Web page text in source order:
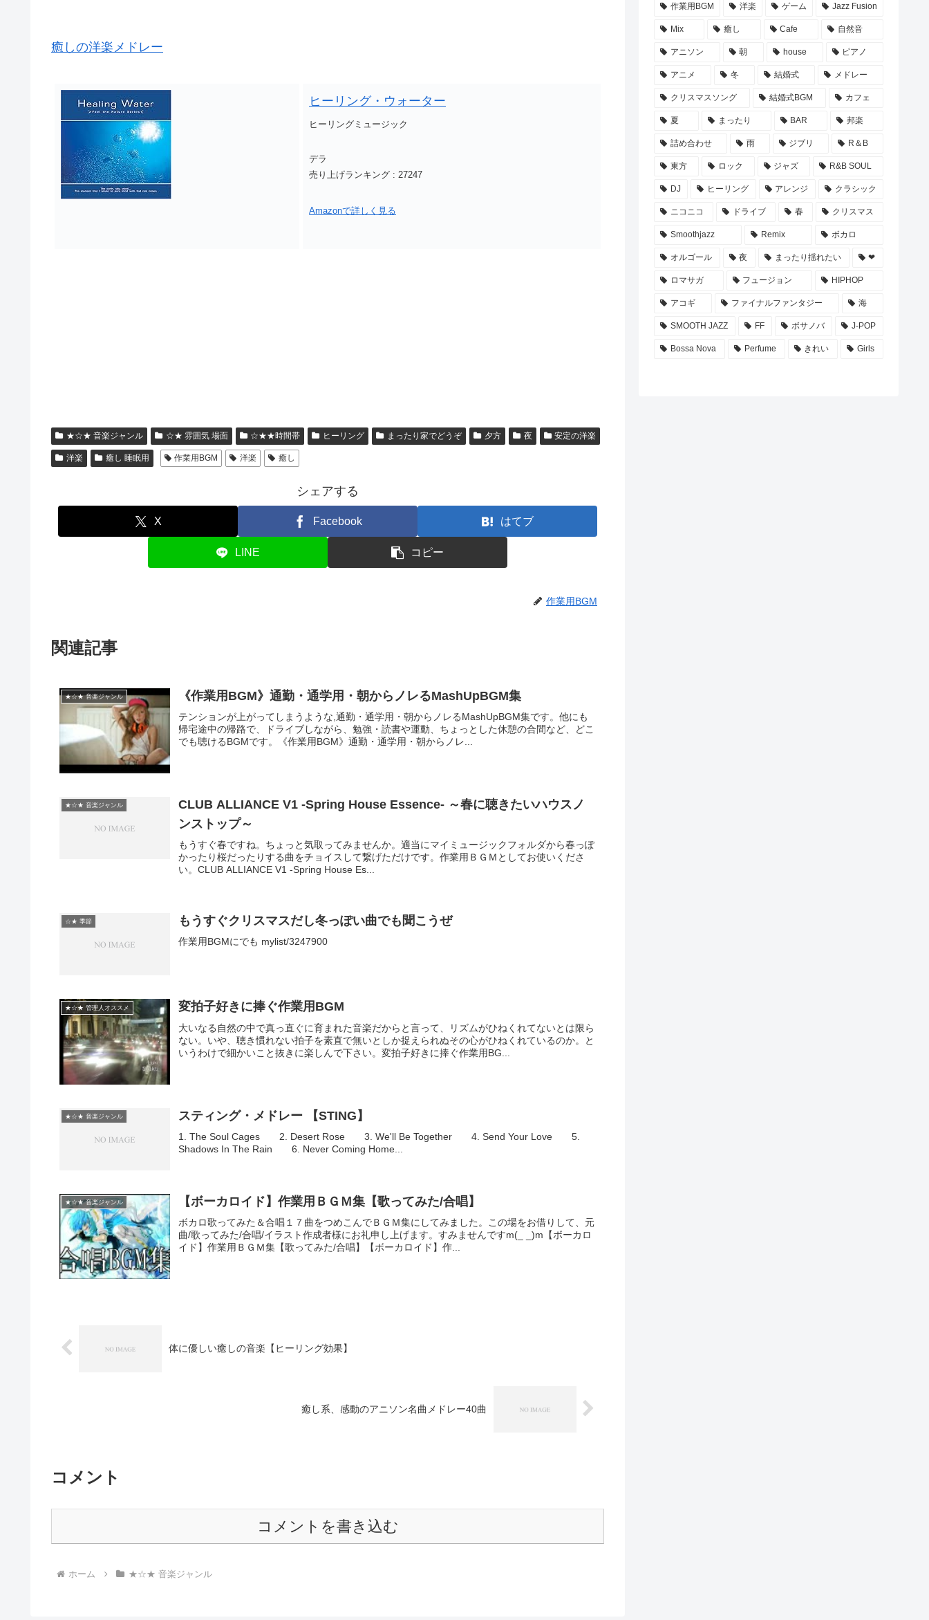
癒しの洋楽メドレー
ヒーリング・ウォーター
ヒーリングミュージック
デラ
売り上げランキング : 27247
Amazonで詳しく見る
★☆★ 音楽ジャンル ☆★ 雰囲気 場面 ☆★★時間帯 ヒーリング まったり家でどうぞ 夕方 夜 安定の洋楽
洋楽 癒し 睡眠用 作業用BGM 洋楽 癒し
シェアする
X Facebook はてブ
LINE コピー
作業用BGM
関連記事
★☆★ 音楽ジャンル 《作業用BGM》通勤・通学用・朝からノレるMashUpBGM集
テンションが上がってしまうような,通勤・通学用・朝からノレるMashUpBGM集です。他にも
帰宅途中の帰路で、ドライブしながら、勉強・読書や運動、ちょっとした休憩の合間など、どこ
でも聴けるBGMです。《作業用BGM》通勤・通学用・朝からノレ...
★☆★ 音楽ジャンル
CLUB ALLIANCE V1 -Spring House Essence- ～春に聴きたいハウスノ
ンストップ～
もうすぐ春ですね。ちょっと気取ってみませんか。適当にマイミュージックフォルダから春っぽ
かったり桜だったりする曲をチョイスして繋げただけです。作業用ＢＧＭとしてお使いくださ
い。CLUB ALLIANCE V1 -Spring House Es...
☆★ 季節 もうすぐクリスマスだし冬っぽい曲でも聞こうぜ
作業用BGMにでも mylist/3247900
★☆★ 管理人オススメ 変拍子好きに捧ぐ作業用BGM
大いなる自然の中で真っ直ぐに育まれた音楽だからと言って、リズムがひねくれてないとは限ら
ない。いや、聴き慣れない拍子を素直で無いとしか捉えられぬその心がひねくれているのか。と
いうわけで細かいこと抜きに楽しんで下さい。変拍子好きに捧ぐ作業用BG...
★☆★ 音楽ジャンル スティング・メドレー 【STING】
1. The Soul Cages 2. Desert Rose 3. We'll Be Together 4. Send Your Love 5.
Shadows In The Rain 6. Never Coming Home...
★☆★ 音楽ジャンル 【ボーカロイド】作業用ＢＧＭ集【歌ってみた/合唱】
ボカロ歌ってみた＆合唱１７曲をつめこんでＢＧＭ集にしてみました。この場をお借りして、元
曲/歌ってみた/合唱/イラスト作成者様にお礼申し上げます。すみませんですm(_ _)m【ボーカロ
イド】作業用ＢＧＭ集【歌ってみた/合唱】【ボーカロイド】作...
体に優しい癒しの音楽【ヒーリング効果】
癒し系、感動のアニソン名曲メドレー40曲
コメント
コメントを書き込む
ホーム ★☆★ 音楽ジャンル
作業用BGM 洋楽 ゲーム Jazz Fusion
Mix 癒し Cafe 自然音
アニソン 朝 house ピアノ
アニメ 冬 結婚式 メドレー
クリスマスソング 結婚式BGM カフェ
夏 まったり BAR 邦楽
詰め合わせ 雨 ジブリ R＆B
東方 ロック ジャズ R&B SOUL
DJ ヒーリング アレンジ クラシック
ニコニコ ドライブ 春 クリスマス
Smoothjazz Remix ボカロ
オルゴール 夜 まったり揺れたい ❤
ロマサガ フュージョン HIPHOP
アコギ ファイナルファンタジー 海
SMOOTH JAZZ FF ボサノバ J-POP
Bossa Nova Perfume きれい Girls